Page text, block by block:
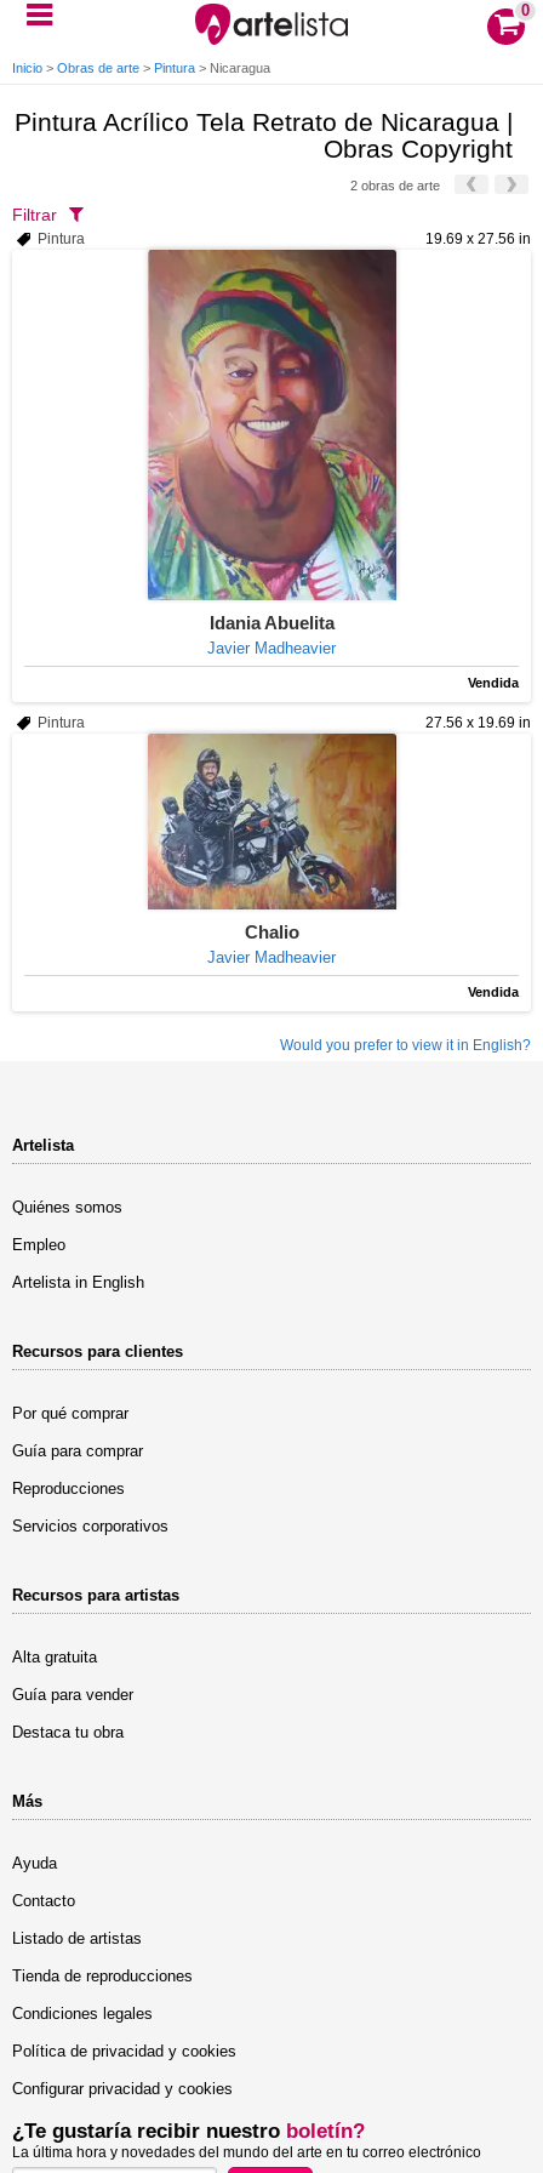
0
Inicio > Obras de arte > Pintura > Nicaragua
Pintura Acrílico Tela Retrato de Nicaragua |
Obras Copyright
2 obras de arte
Filtrar
19.69 x 27.56 in
Pintura
Idania Abuelita
Javier Madheavier
Vendida
27.56 x 19.69 in
Pintura
Chalio
Javier Madheavier
Vendida
Would you prefer to view it in English?
Artelista
Quiénes somos
Empleo
Artelista in English
Recursos para clientes
Por qué comprar
Guía para comprar
Reproducciones
Servicios corporativos
Recursos para artistas
Alta gratuita
Guía para vender
Destaca tu obra
Más
Ayuda
Contacto
Listado de artistas
Tienda de reproducciones
Condiciones legales
Política de privacidad y cookies
Configurar privacidad y cookies
¿Te gustaría recibir nuestro boletín?
La última hora y novedades del mundo del arte en tu correo electrónico